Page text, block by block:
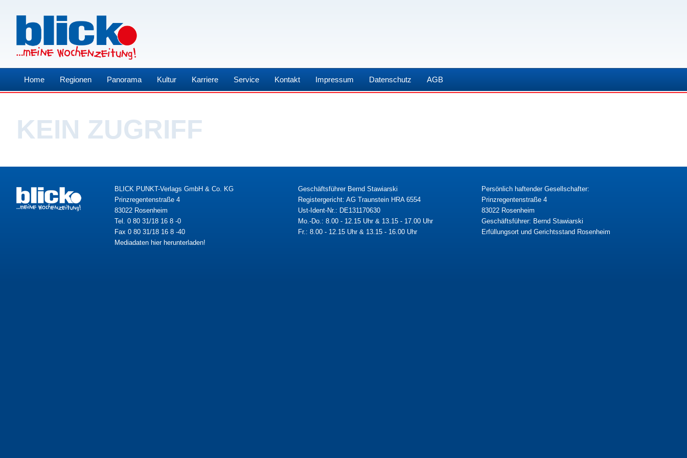
Home Regionen Panorama Kultur Karriere Service Kontakt Impressum Datenschutz AGB
KEIN ZUGRIFF
BLICK PUNKT-Verlags GmbH & Co. KG
Prinzregentenstraße 4
83022 Rosenheim
Tel. 0 80 31/18 16 8 -0
Fax 0 80 31/18 16 8 -40
Mediadaten hier herunterladen!
Geschäftsführer Bernd Stawiarski
Registergericht: AG Traunstein HRA 6554
Ust-Ident-Nr.: DE131170630
Mo.-Do.: 8.00 - 12.15 Uhr & 13.15 - 17.00 Uhr
Fr.: 8.00 - 12.15 Uhr & 13.15 - 16.00 Uhr
Persönlich haftender Gesellschafter:
Prinzregentenstraße 4
83022 Rosenheim
Geschäftsführer: Bernd Stawiarski
Erfüllungsort und Gerichtsstand Rosenheim